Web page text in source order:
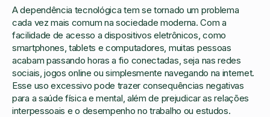
A dependência tecnológica tem se tornado um problema
cada vez mais comum na sociedade moderna. Com a
facilidade de acesso a dispositivos eletrônicos, como
smartphones, tablets e computadores, muitas pessoas
acabam passando horas a fio conectadas, seja nas redes
sociais, jogos online ou simplesmente navegando na internet.
Esse uso excessivo pode trazer consequências negativas
para a saúde física e mental, além de prejudicar as relações
interpessoais e o desempenho no trabalho ou estudos.